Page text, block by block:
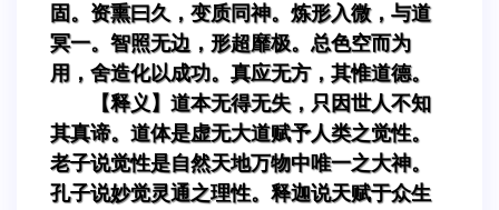
固。资熏曰久，变质同神。炼形入微，与道
冥一。智照无边，形超靡极。总色空而为
用，舍造化以成功。真应无方，其惟道德。
【释义】道本无得无失，只因世人不知
其真谛。道体是虚无大道赋予人类之觉性。
老子说觉性是自然天地万物中唯一之大神。
孔子说妙觉灵通之理性。释迦说天赋于众生